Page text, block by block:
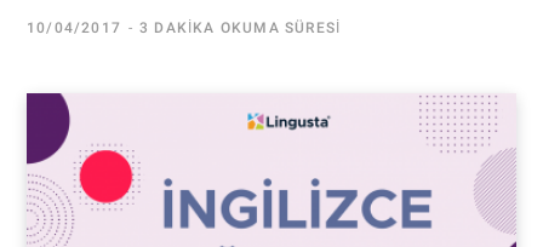
10/04/2017 3 DAKIKA OKUMA SÜRESI